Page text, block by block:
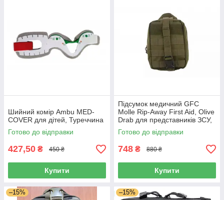
Шийний комір Ambu MED-
COVER для дітей, Туреччина
Готово до відправки
427,50 ₴ 450 ₴
Купити
Підсумок медичний GFC
Molle Rip-Away First Aid, Olive
Drab для представників ЗСУ,
Польша
Готово до відправки
748 ₴ 880 ₴
Купити
–15% –15%